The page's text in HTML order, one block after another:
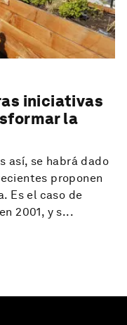
iniciativas
la
así, se habrá dado
proponen
Es el caso de
2001, y s...